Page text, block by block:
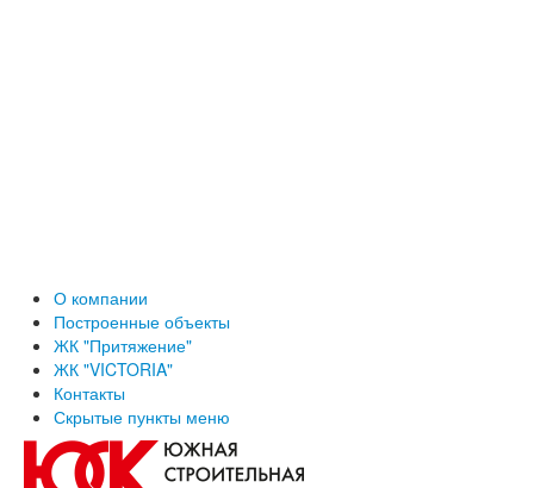
О компании
Построенные объекты
ЖК "Притяжение"
ЖК "VICTORIA"
Контакты
Скрытые пункты меню